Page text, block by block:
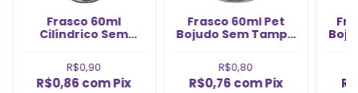
Frasco 60ml
Cilíndrico Sem
(1un)
R$0,90
R$0,86comPix
Frasco 60ml Pet
Bojudo Sem Tampa
R$0,80
R$0,76comPix